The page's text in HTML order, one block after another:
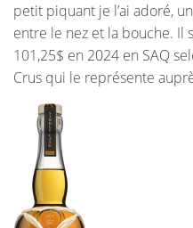
petit piquant je l’ai adoré,
entre le nez et la bouche. Il
101,25$ en 2024 en SAQ
Crus qui le représente